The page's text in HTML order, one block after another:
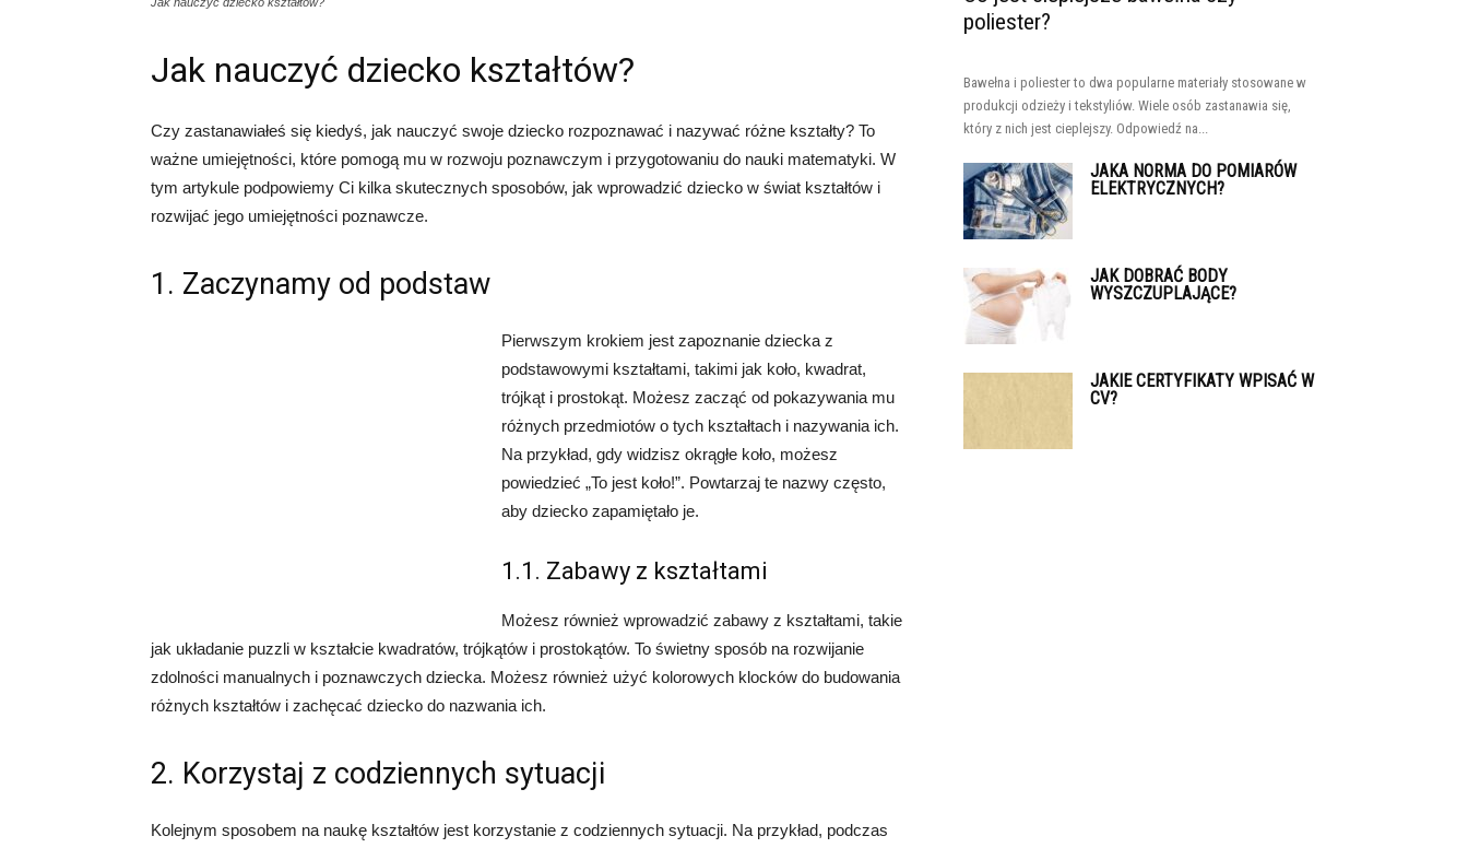
Jak nauczyć dziecko kształtów?
Czy zastanawiałeś się kiedyś, jak nauczyć swoje dziecko rozpoznawać i nazywać różne kształty? To
ważne umiejętności, które pomogą mu w rozwoju poznawczym i przygotowaniu do nauki matematyki. W
tym artykule podpowiemy Ci kilka skutecznych sposobów, jak wprowadzić dziecko w świat kształtów i
rozwijać jego umiejętności poznawcze.
1. Zaczynamy od podstaw
Pierwszym krokiem jest zapoznanie dziecka z
podstawowymi kształtami, takimi jak koło, kwadrat,
trójkąt i prostokąt. Możesz zacząć od pokazywania mu
różnych przedmiotów o tych kształtach i nazywania ich.
Na przykład, gdy widzisz okrągłe koło, możesz
powiedzieć „To jest koło!”. Powtarzaj te nazwy często,
aby dziecko zapamiętało je.
1.1. Zabawy z kształtami
Możesz również wprowadzić zabawy z kształtami, takie
jak układanie puzzli w kształcie kwadratów, trójkątów i prostokątów. To świetny sposób na rozwijanie
zdolności manualnych i poznawczych dziecka. Możesz również użyć kolorowych klocków do budowania
różnych kształtów i zachęcać dziecko do nazwania ich.
2. Korzystaj z codziennych sytuacji
Kolejnym sposobem na naukę kształtów jest korzystanie z codziennych sytuacji. Na przykład, podczas
poliester?
Bawełna i poliester to dwa popularne materiały stosowane w
produkcji odzieży i tekstyliów. Wiele osób zastanawia się,
który z nich jest cieplejszy. Odpowiedź na...
JAKA NORMA DO POMIARÓW
ELEKTRYCZNYCH?
JAK DOBRAĆ BODY
WYSZCZUPLAJĄCE?
JAKIE CERTYFIKATY WPISAĆ W
CV?